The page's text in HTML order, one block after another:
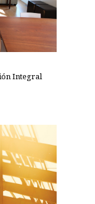
Integral